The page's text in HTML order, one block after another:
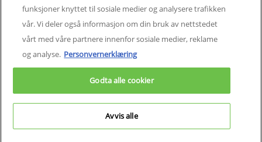
SITE MAP
Spørsmål og henvendelser angående individuelle rettigheter: Nordic Data
Protection Officer, nordicdpo@loreal.com
CeraVe behandler ikke underliggende hudproblemer. MVE er et registrert
varemerke for DFB Technology, Ltd. med patentnummer 6,709,663. © 2025
funksjoner knyttet til sosiale medier og analysere trafikken
vår. Vi deler også informasjon om din bruk av nettstedet
vårt med våre partnere innenfor sosiale medier, reklame
og analyse. Personvernerklæring
Avvis alle
Godta alle cookier